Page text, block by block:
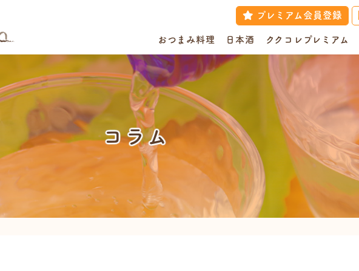
プレミアム会員登録
おつまみ料理 日本酒 ククコレプレミアム
コラム